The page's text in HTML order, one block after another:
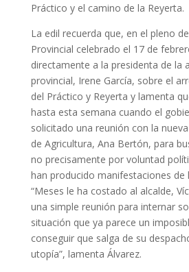
Práctico y el camino de la Reyerta.
La edil recuerda que, en el pleno
Provincial celebrado el 17 de
directamente a la presidenta de la
provincial, Irene García, sobre el
del Práctico y Reyerta y lamenta
hasta esta semana cuando el
solicitado una reunión con la
de Agricultura, Ana Bertón, para
no precisamente por voluntad
han producido manifestaciones de
“Meses le ha costado al alcalde,
una simple reunión para internar
situación que ya parece un
conseguir que salga de su
utopía”, lamenta Álvarez.